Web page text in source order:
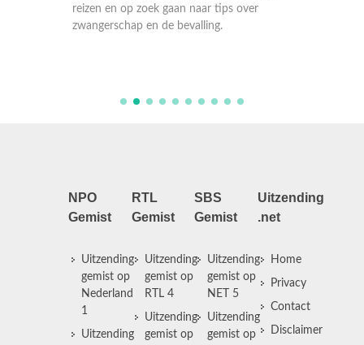
reizen en op zoek gaan naar tips over
zwangerschap en de bevalling.
NPO
Gemist
Uitzending
gemist op
Nederland
1
Uitzending
RTL
Gemist
Uitzending
gemist op
RTL 4
Uitzending
gemist op
SBS
Gemist
Uitzending
gemist op
NET 5
Uitzending
gemist op
Uitzending
.net
Home
Privacy
Contact
Disclaimer